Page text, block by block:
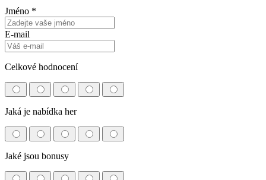
Jméno *
E-mail
Celkové hodnocení
Jaká je nabídka her
Jaké jsou bonusy